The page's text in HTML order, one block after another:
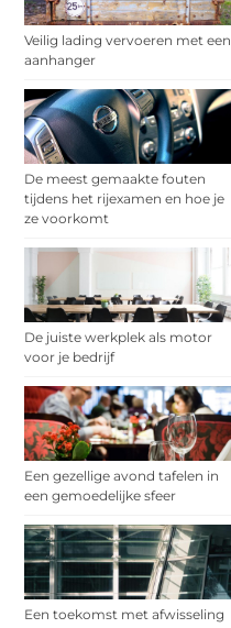
Veilig lading vervoeren met een
aanhanger
De meest gemaakte fouten
tijdens het rijexamen en hoe je
ze voorkomt
De juiste werkplek als motor
voor je bedrijf
Een gezellige avond tafelen in
een gemoedelijke sfeer
Een toekomst met afwisseling